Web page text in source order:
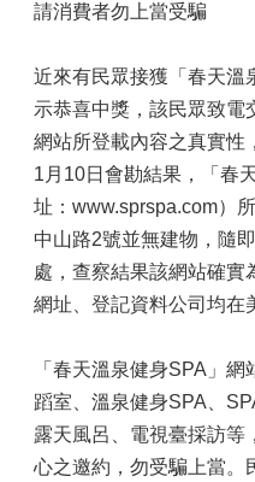
請消費者勿上當受騙
近來有民眾接獲「春天溫
示恭喜中獎，該民眾致電
網站所登載內容之真實性
1月10日會勘結果，「春
址：www.sprspa.com）
中山路2號並無建物，隨
處，查察結果該網站確實
網址、登記資料公司均在
「春天溫泉健身SPA」
蹈室、溫泉健身SPA、
露天風呂、電視臺採訪等
心之邀約，勿受騙上當。